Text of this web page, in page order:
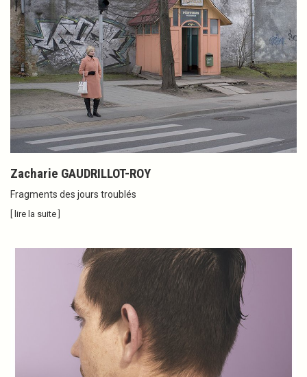
Zacharie GAUDRILLOT-ROY
Fragments des jours troublés
[ lire la suite ]